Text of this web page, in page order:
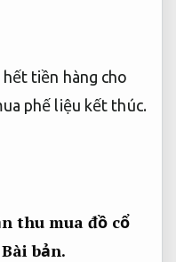
tiền hàng cho
phế liệu kết thúc.
thu mua đồ cổ
Bài bản.